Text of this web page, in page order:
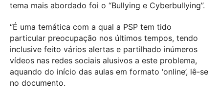
tema mais abordado foi o “Bullying e Cyberbullying”.
“É uma temática com a qual a PSP tem tido
particular preocupação nos últimos tempos, tendo
inclusive feito vários alertas e partilhado inúmeros
vídeos nas redes sociais alusivos a este problema,
aquando do início das aulas em formato ‘online’, lê-se
no documento.